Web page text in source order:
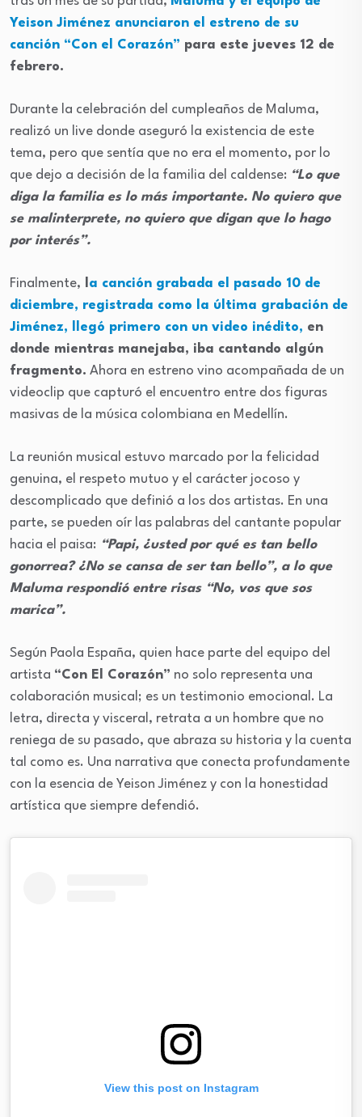
Yeison Jiménez anunciaron el estreno de su
canción “Con el Corazón” para este jueves 12 de
febrero.
Durante la celebración del cumpleaños de Maluma,
realizó un live donde aseguró la existencia de este
tema, pero que sentía que no era el momento, por lo
que dejo a decisión de la familia del caldense: “Lo que
diga la familia es lo más importante. No quiero que
se malinterprete, no quiero que digan que lo hago
por interés”.
Finalmente,
a canción grabada el pasado 10 de
diciembre, registrada como la última grabación de
Jiménez, llegó primero con un video inédito, en
donde mientras manejaba, iba cantando algún
fragmento. Ahora en estreno vino acompañada de un
videoclip que capturó el encuentro entre dos figuras
masivas de la música colombiana en Medellín.
La reunión musical estuvo marcado por la felicidad
genuina, el respeto mutuo y el carácter jocoso y
descomplicado que definió a los dos artistas. En una
parte, se pueden oír las palabras del cantante popular
hacia el paisa: “Papi, ¿usted por qué es tan bello
gonorrea? ¿No se cansa de ser tan bello”, a lo que
Maluma respondió entre risas “No, vos que sos
marica”.
Según Paola España, quien hace parte del equipo del
artista “Con El Corazón” no solo representa una
colaboración musical; es un testimonio emocional. La
letra, directa y visceral, retrata a un hombre que no
reniega de su pasado, que abraza su historia y la cuenta
tal como es. Una narrativa que conecta profundamente
con la esencia de Yeison Jiménez y con la honestidad
artística que siempre defendió.
View this post on Instagram